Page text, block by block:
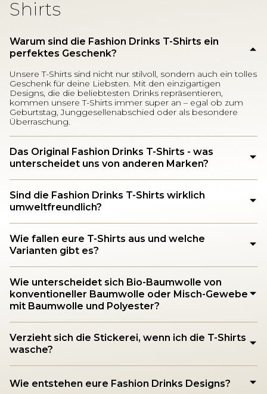
Shirts
Warum sind die Fashion Drinks T-Shirts ein
perfektes Geschenk?
Unsere T-Shirts sind nicht nur stilvoll, sondern auch ein tolles
Geschenk für deine Liebsten. Mit den einzigartigen
Designs, die die beliebtesten Drinks repräsentieren,
kommen unsere T-Shirts immer super an – egal ob zum
Geburtstag, Junggesellenabschied oder als besondere
Überraschung.
Das Original Fashion Drinks T-Shirts - was
unterscheidet uns von anderen Marken?
Sind die Fashion Drinks T-Shirts wirklich
umweltfreundlich?
Wie fallen eure T-Shirts aus und welche
Varianten gibt es?
Wie unterscheidet sich Bio-Baumwolle von
konventioneller Baumwolle oder Misch-Gewebe
mit Baumwolle und Polyester?
Verzieht sich die Stickerei, wenn ich die T-Shirts
wasche?
Wie entstehen eure Fashion Drinks Designs?